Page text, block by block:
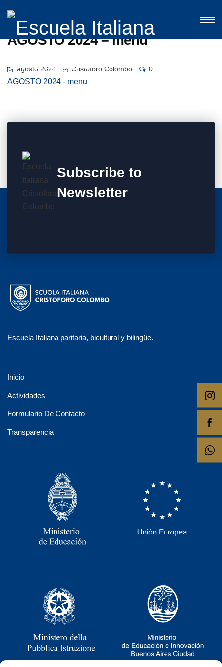
AGOSTO 2024 – menu
agosto 2024 Cristoforo Colombo 0
AGOSTO 2024 - menu
Subscribe to
Newsletter
Escuela Italiana paritaria, bicultural y bilingüe.
Inicio
Actividades
Formulario De Contacto
Transparencia